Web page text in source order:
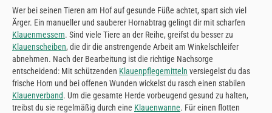
Wer bei seinen Tieren am Hof auf gesunde Füße achtet, spart sich viel
Ärger. Ein manueller und sauberer Hornabtrag gelingt dir mit scharfen
Klauenmessern. Sind viele Tiere an der Reihe, greifst du besser zu
Klauenscheiben, die dir die anstrengende Arbeit am Winkelschleifer
abnehmen. Nach der Bearbeitung ist die richtige Nachsorge
entscheidend: Mit schützenden Klauenpflegemitteln versiegelst du das
frische Horn und bei offenen Wunden wickelst du rasch einen stabilen
Klauenverband. Um die gesamte Herde vorbeugend gesund zu halten,
treibst du sie regelmäßig durch eine Klauenwanne. Für einen flotten